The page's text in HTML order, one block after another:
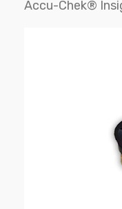
Accu-Chek®